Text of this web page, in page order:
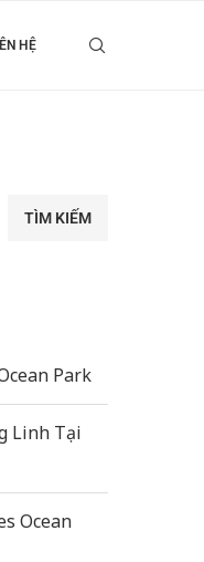
HỆ
TÌM KIẾM
Park
Linh Tại
Ocean